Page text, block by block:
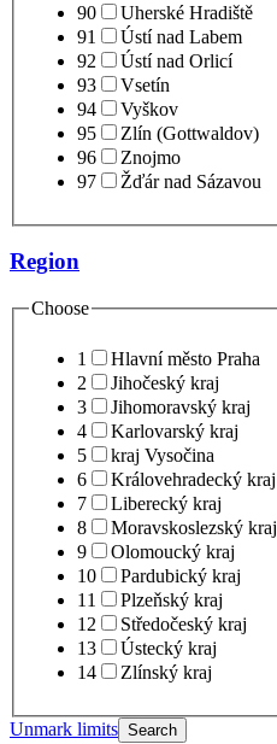
90
Uherské Hradiště
91
Ústí nad Labem
92
Ústí nad Orlicí
93
Vsetín
94
Vyškov
95
Zlín (Gottwaldov)
96
Znojmo
97
Žďár nad Sázavou
Region
Choose
1
Hlavní město Praha
2
Jihočeský kraj
3
Jihomoravský kraj
4
Karlovarský kraj
5
kraj Vysočina
6
Královehradecký kraj
7
Liberecký kraj
8
Moravskoslezský kraj
9
Olomoucký kraj
10
Pardubický kraj
11
Plzeňský kraj
12
Středočeský kraj
13
Ústecký kraj
14
Zlínský kraj
Unmark limits Search